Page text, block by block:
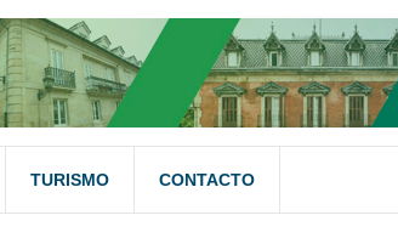
TURISMO CONTACTO